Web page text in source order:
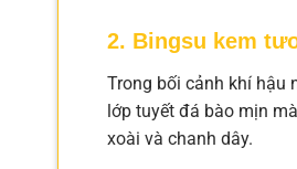
2. Bingsu kem
Trong bối cảnh khí hậu
lớp tuyết đá bào mịn
xoài và chanh dây.